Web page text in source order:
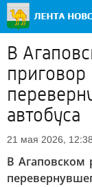
В
автобуса
21 мая 2026, 12:38
В Агаповском